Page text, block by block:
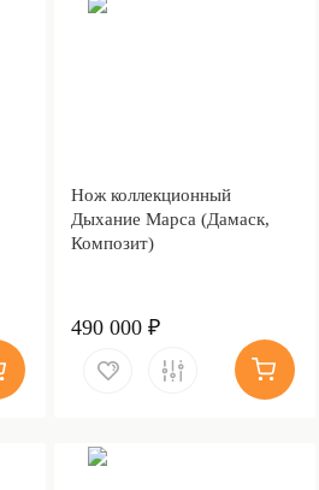
Нож коллекционный
Дыхание Марса (Дамаск,
Композит)
490 000 ₽